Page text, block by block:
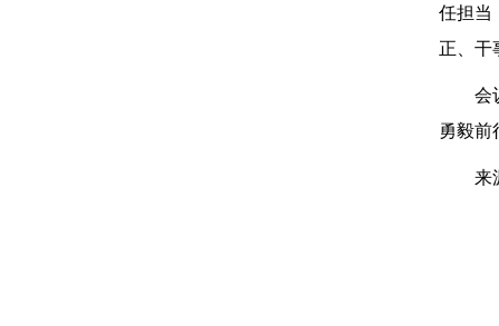
任担当
正、干
会
勇毅前
来